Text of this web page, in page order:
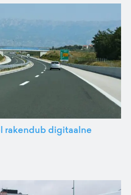
rakendub digitaalne